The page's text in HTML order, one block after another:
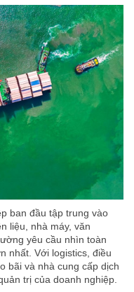
ban đầu tập trung vào
liệu, nhà máy, văn
yêu cầu nhìn toàn
nhất. Với logistics, điều
bãi và nhà cung cấp dịch
trị của doanh nghiệp.